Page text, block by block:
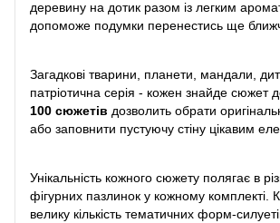
деревину на дотик разом із легким
допоможе подумки перенестись ще
Загадкові тварини, планети, мандали,
патріотична серія - кожен знайде сюжет
100 сюжетів дозволить обрати
або заповнити пустуючу стіну цікавим
Унікальність кожного сюжету полягає в
фігурних пазлинок у кожному комплекті.
велику кількість тематичних форм-